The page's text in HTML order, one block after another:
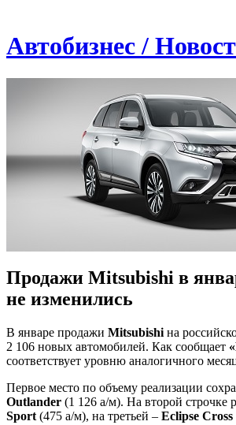
Автобизнес /
Продажи Mitsubishi в
не изменились
В январе продажи Mitsubishi на
2 106 новых автомобилей. Как сообщает
соответствует уровню аналогичного
Первое место по объему реализации
Outlander (1 126 а/м). На второй строчке
Sport (475 а/м), на третьей – Eclipse Cross